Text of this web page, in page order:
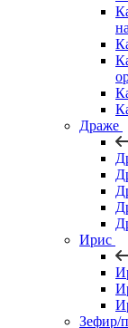
Драже
Ирис
Зефир/